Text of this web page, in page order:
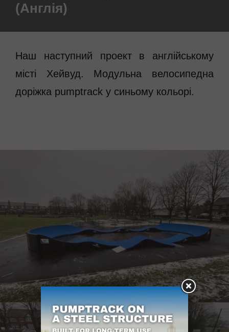
(Англія)
Наш наступний проект в англійському
місті Хейвуд. Модульна велосипедна
доріжка pumptrack у синьому кольорі.